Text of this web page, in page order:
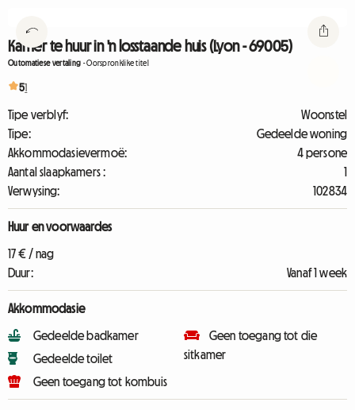
Kamer te huur in 'n losstaande huis (Lyon - 69005)
Outomatiese vertaling -Oorspronklike titel
51
Tipe verblyf:
Woonstel
Tipe:
Gedeelde woning
Akkommodasievermoë:
4 persone
Aantal slaapkamers :
1
Verwysing:
102834
Huur en voorwaardes
17 € / nag
Duur:
Vanaf 1 week
Akkommodasie
Gedeelde badkamer
Gedeelde toilet
Geen toegang tot kombuis
Geen toegang tot die
sitkamer